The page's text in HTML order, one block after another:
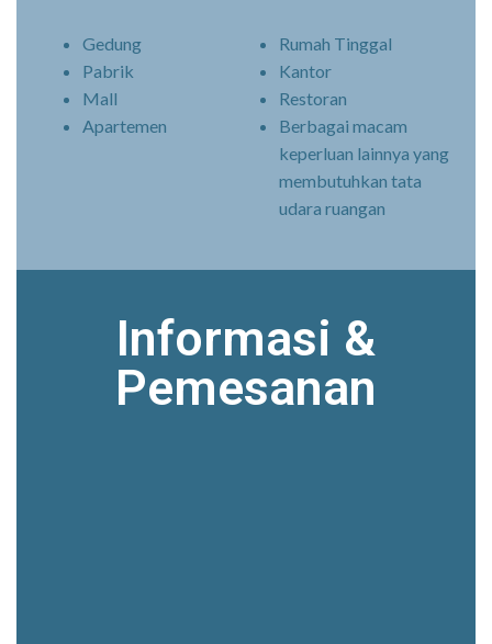
Gedung
Pabrik
Mall
Apartemen
Rumah Tinggal
Kantor
Restoran
Berbagai macam
keperluan lainnya yang
membutuhkan tata
udara ruangan
Informasi &
Pemesanan